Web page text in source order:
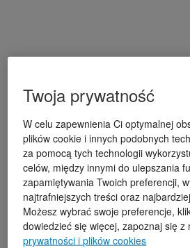
Twoja prywatność
W celu zapewnienia Ci optymalnej
plików cookie i innych podobnych
za pomocą tych technologii
celów, między innymi do ulepszania
zapamiętywania Twoich preferencji,
najtrafniejszych treści oraz
Możesz wybrać swoje preferencje,
dowiedzieć się więcej, zapoznaj się z
prywatności i plików cookies